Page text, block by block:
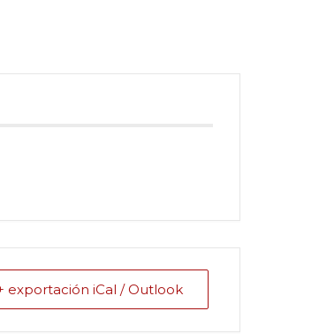
exportación iCal / Outlook